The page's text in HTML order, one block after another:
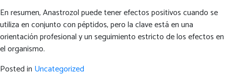
En resumen, Anastrozol puede tener efectos positivos cuando se
utiliza en conjunto con péptidos, pero la clave está en una
orientación profesional y un seguimiento estricto de los efectos en
el organismo.
Posted in Uncategorized